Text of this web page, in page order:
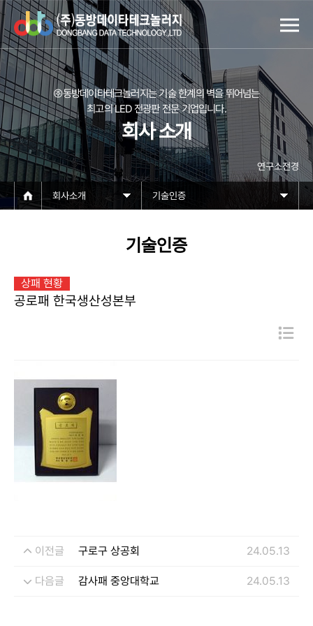
㈜동방데이타테크놀러지는 기술 한계의 벽을 뛰어넘는
최고의 LED 전광판 전문 기업입니다.
회사 소개
연구소전경
회사소개 기술인증
기술인증
상패 현황
공로패 한국생산성본부
이전글 구로구 상공회 24.05.13
다음글 감사패 중앙대학교 24.05.13